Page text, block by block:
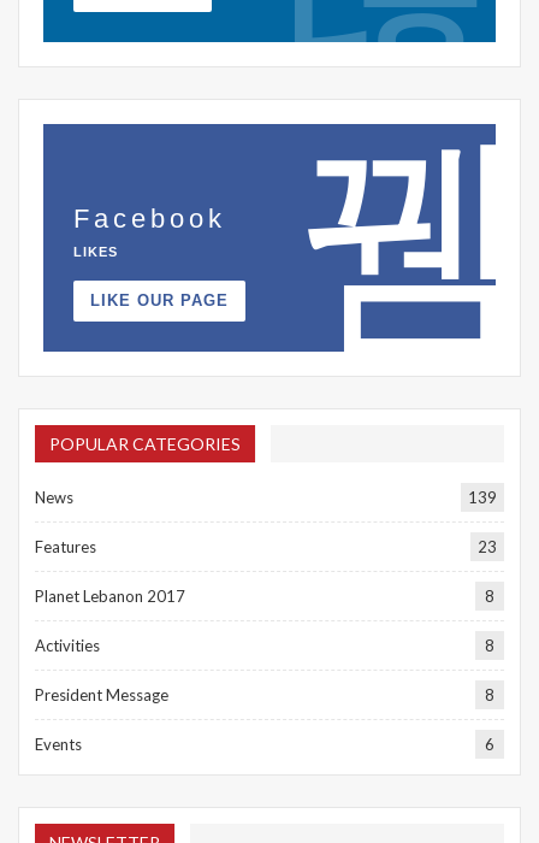
Facebook
LIKES
LIKE OUR PAGE
POPULAR CATEGORIES
News 139
Features 23
Planet Lebanon 2017 8
Activities 8
President Message 8
Events 6